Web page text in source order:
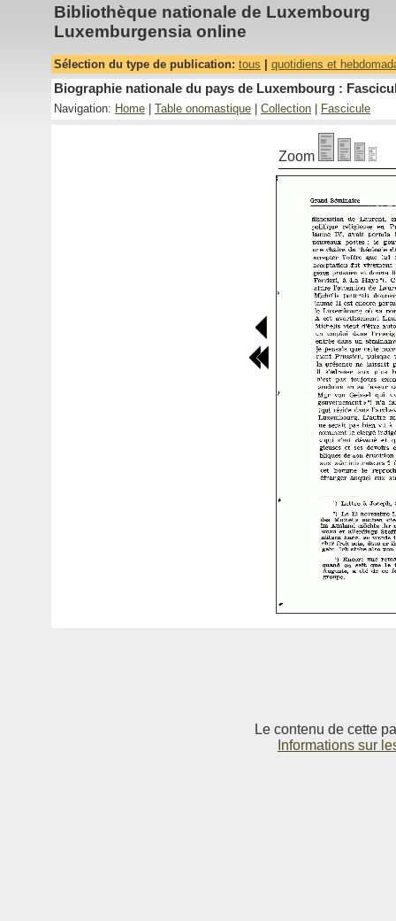
Bibliothèque nationale de Luxembourg
Luxemburgensia online
Sélection du type de publication: tous quotidiens et
Biographie nationale du pays de Luxembourg :
Navigation: Home Table onomastique Collection Fascicule
Zoom
Le contenu de cette
Informations sur